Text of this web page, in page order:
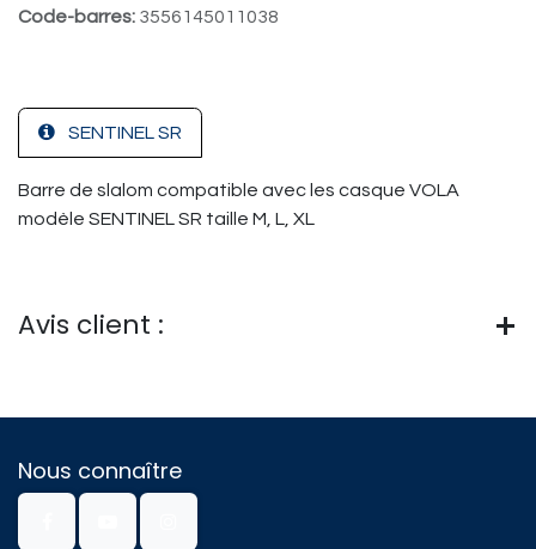
Code-barres: 3556145011038
SENTINEL SR
Barre de slalom compatible avec les casque VOLA
modèle SENTINEL SR taille M, L, XL
Avis client :
Nous connaître